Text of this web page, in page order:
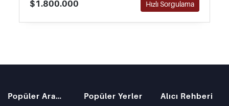
$1.800.000
Hızlı Sorgulama
Popüler Aramalar Popüler Yerler Alıcı Rehberi